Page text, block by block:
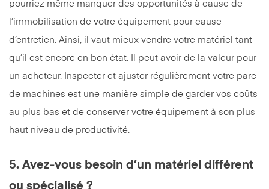
pourriez même manquer des opportunités à cause de
l’immobilisation de votre équipement pour cause
d’entretien. Ainsi, il vaut mieux vendre votre matériel tant
qu’il est encore en bon état. Il peut avoir de la valeur pour
un acheteur. Inspecter et ajuster régulièrement votre parc
de machines est une manière simple de garder vos coûts
au plus bas et de conserver votre équipement à son plus
haut niveau de productivité.
5. Avez-vous besoin d’un matériel différent
ou spécialisé ?